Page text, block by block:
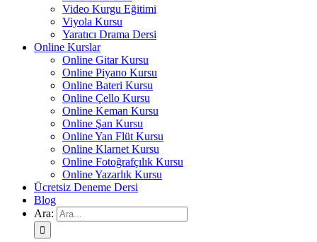
Video Kurgu Eğitimi
Viyola Kursu
Yaratıcı Drama Dersi
Online Kurslar
Online Gitar Kursu
Online Piyano Kursu
Online Bateri Kursu
Online Çello Kursu
Online Keman Kursu
Online Şan Kursu
Online Yan Flüt Kursu
Online Klarnet Kursu
Online Fotoğrafçılık Kursu
Online Yazarlık Kursu
Ücretsiz Deneme Dersi
Blog
Ara: